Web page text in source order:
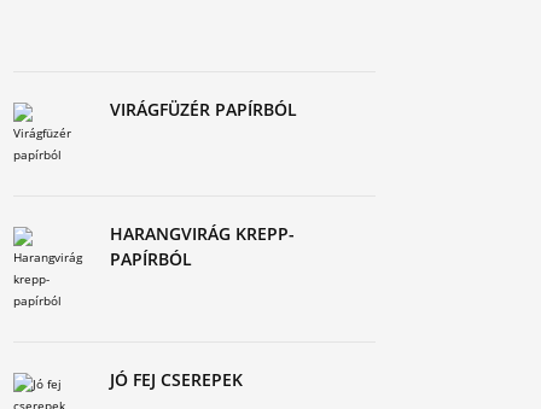
VIRÁGFÜZÉR PAPÍRBÓL
HARANGVIRÁG KREPP-
PAPÍRBÓL
JÓ FEJ CSEREPEK